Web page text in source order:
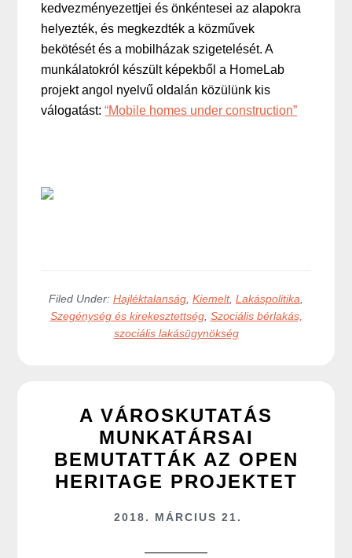
kedvezményezettjei és önkéntesei az alapokra
helyezték, és megkezdték a közművek
bekötését és a mobilházak szigetelését. A
munkálatokról készült képekből a HomeLab
projekt angol nyelvű oldalán közülünk kis
válogatást:“Mobile homes under construction”
Filed Under: Hajléktalanság Kiemelt, Lakáspolitika
Szegénység és kirekesztettség, Szociális bérlakás,
szociális lakásügynökség
A VÁROSKUTATÁS
MUNKATÁRSAI
BEMUTATTÁK AZ OPEN
HERITAGE PROJEKTET
2018. MÁRCIUS 21.